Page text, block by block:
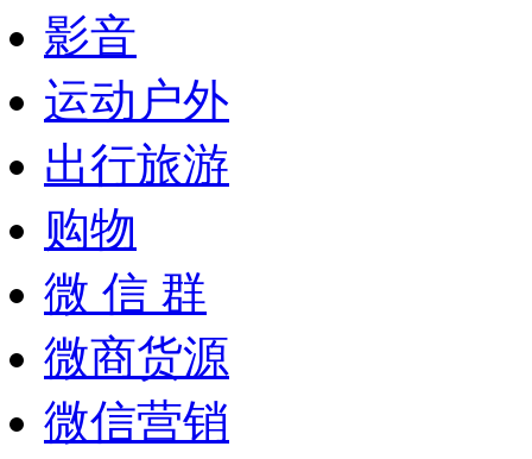
影音
运动户外
出行旅游
购物
微 信 群
微商货源
微信营销